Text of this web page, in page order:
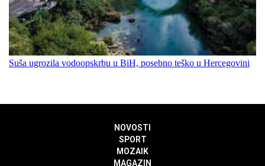
Suša ugrozila vodoopskrbu u BiH, posebno teško u Hercegovini
NOVOSTI
SPORT
MOZAIK
MAGAZIN